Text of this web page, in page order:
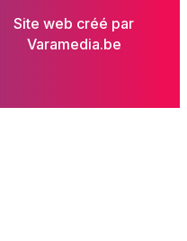
Site web créé par
Varamedia.be